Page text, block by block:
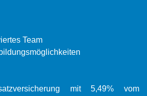
Team
mit 5,49% vom